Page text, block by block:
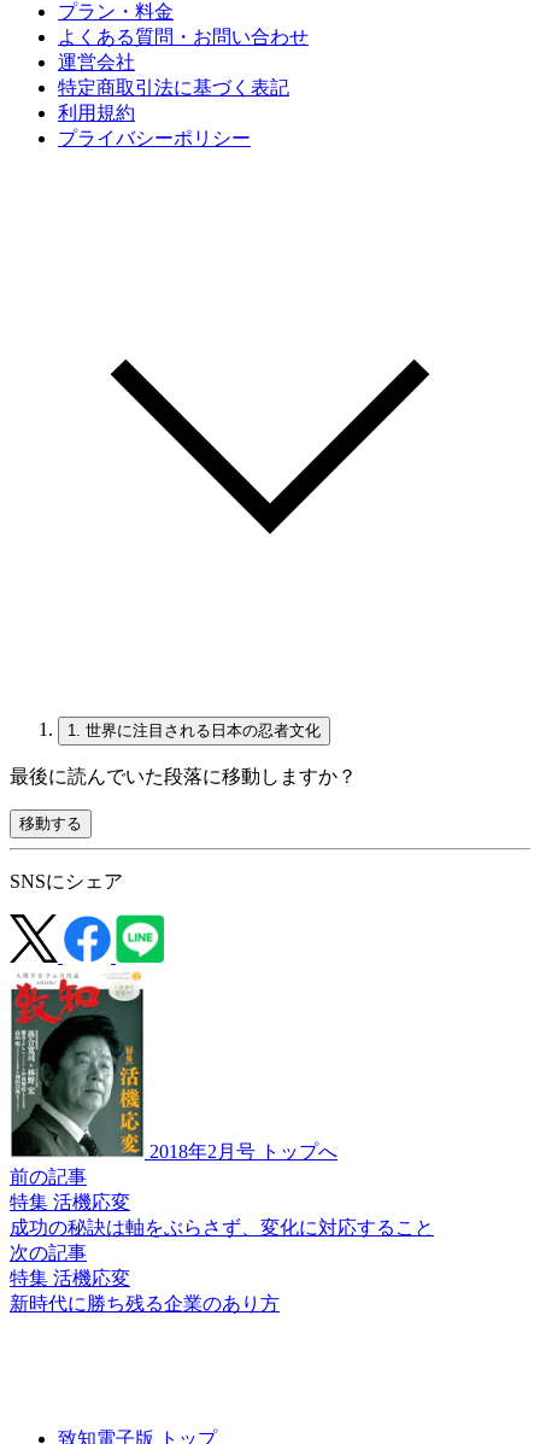
プラン・料金
よくある質問・お問い合わせ
運営会社
特定商取引法に基づく表記
利用規約
プライバシーポリシー
1. 世界に注目される日本の忍者文化
最後に読んでいた段落に移動しますか？
移動する
SNSにシェア
2018年2月号 トップへ
前の記事
特集 活機応変
成功の秘訣は軸をぶらさず、 変化に対応すること
次の記事
特集 活機応変
新時代に勝ち残る企業のあり方
致知電子版 トップ